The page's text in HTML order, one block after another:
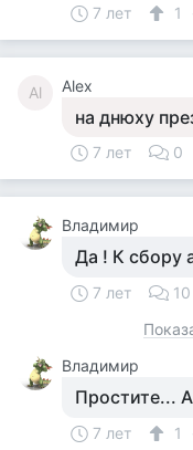
7 лет 1
Al Alex
на днюху
7 лет 0
Владимир
Да ! К сбору
7 лет 10
Владимир
Простите...
7 лет
1